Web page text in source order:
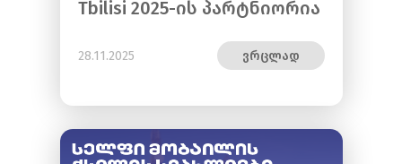
Tbilisi 2025-ის პარტნიორია
28.11.2025 ვრცლად